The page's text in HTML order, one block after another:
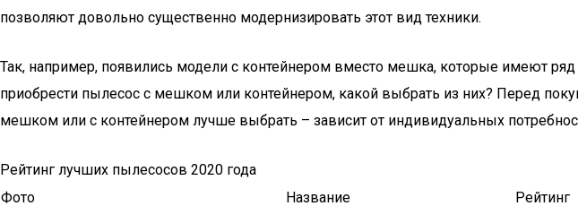
позволяют довольно существенно модернизировать этот вид техники.
Так, например, появились модели с контейнером вместо мешка, которые имеют
приобрести пылесос с мешком или контейнером, какой выбрать из них? Перед
мешком или с контейнером лучше выбрать – зависит от индивидуальных
Рейтинг лучших пылесосов 2020 года
Фото
Название Рейтинг